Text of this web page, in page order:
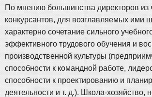
По мнению большинства директоров из
конкурсантов, для возглавляемых ими
характерно сочетание сильного
эффективного трудового обучения и
производственной культуры
способности к командной работе,
способности к проектированию и
деятельности и т. д.). Школа-хозяйство,